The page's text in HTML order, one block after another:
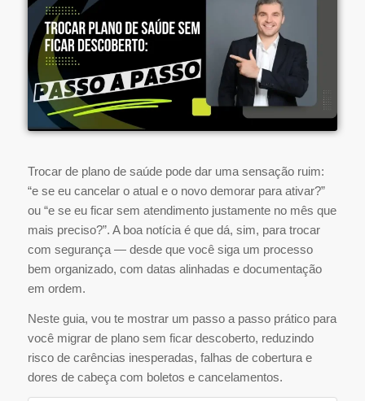
Trocar de plano de saúde pode dar uma sensação ruim:
“e se eu cancelar o atual e o novo demorar para ativar?”
ou “e se eu ficar sem atendimento justamente no mês que
mais preciso?”. A boa notícia é que dá, sim, para trocar
com segurança — desde que você siga um processo
bem organizado, com datas alinhadas e documentação
em ordem.
Neste guia, vou te mostrar um passo a passo prático para
você migrar de plano sem ficar descoberto, reduzindo
risco de carências inesperadas, falhas de cobertura e
dores de cabeça com boletos e cancelamentos.